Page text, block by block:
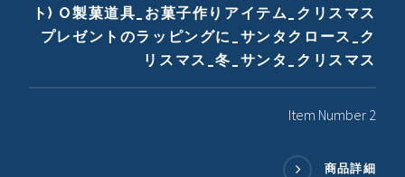
ト) О製菓道具_お菓子作りアイテム_クリスマス
プレゼントのラッピングに_サンタクロース_ク
リスマス_冬_サンタ_クリスマス
Item Number 2
商品詳細